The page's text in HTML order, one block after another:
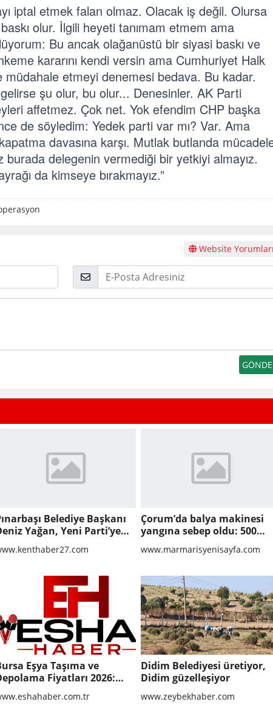
iptal etmek falan olmaz. Olacak iş değil. Olursa
olur. İlgili heyeti tanımam etmem ama
Bu ancak olağanüstü bir siyasi baskı ve
kararını kendi versin ama Cumhuriyet Halk
etmeyi denemesi bedava. Bu kadar.
şu olur, bu olur... Denesinler. AK Parti
affetmez. Çok net. Yok efendim CHP başka
de söyledim: Yedek parti var mı? Var. Ama
davasına karşı. Mutlak butlanda
burada delegenin vermediği bir yetkiyi almayız.
da kimseye bırakmayız.”
Website Yorumları
Posta
Belediye Başkanı
Yağan, Yeni Parti’ye
geçti
Çorum’da balya makinesi
yangına sebep oldu: 500
dönüm anız küle döndü
www.marmarisyenisayfa.com
Eşya Taşıma ve
Fiyatları 2026:
Güvenli Hizmet İçin
Gerekenler
Didim Belediyesi üretiyor,
Didim güzelleşiyor
www.zeybekhaber.com